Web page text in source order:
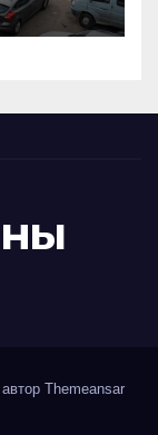
Themeansar